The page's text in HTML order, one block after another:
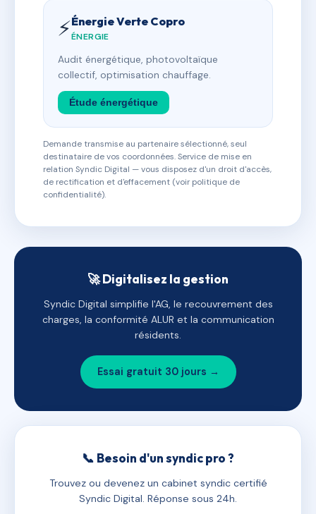
⚡Énergie Verte Copro
ÉNERGIE
Audit énergétique, photovoltaïque
collectif, optimisation chauffage.
Étude énergétique
Demande transmise au partenaire sélectionné, seul
destinataire de vos coordonnées. Service de mise en
relation Syndic Digital — vous disposez d'un droit d'accès,
de rectification et d'effacement (voir politique de
confidentialité).
🚀 Digitalisez la gestion
Syndic Digital simplifie l'AG, le recouvrement des
charges, la conformité ALUR et la communication
résidents.
Essai gratuit 30 jours →
📞 Besoin d'un syndic pro ?
Trouvez ou devenez un cabinet syndic certifié
Syndic Digital. Réponse sous 24h.